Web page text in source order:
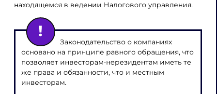
находящемся в ведении Налогового управления.
Законодательство о компаниях
основано на принципе равного обращения, что
позволяет инвесторам-нерезидентам иметь те
же права и обязанности, что и местным
инвесторам.